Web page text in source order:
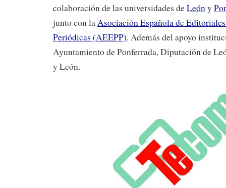
colaboración de las universidades deLeóny
junto con laAsociación Española de
Periódicas (AEEPP). Además del apoyo
Ayuntamiento de Ponferrada, Diputación de
y León.